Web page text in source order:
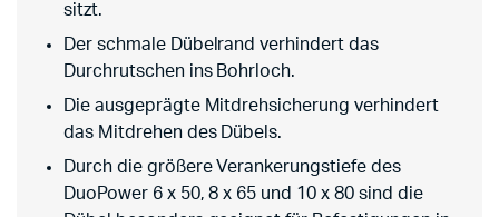
sitzt.
Der schmale Dübelrand verhindert das
Durchrutschen ins Bohrloch.
Die ausgeprägte Mitdrehsicherung verhindert
das Mitdrehen des Dübels.
Durch die größere Verankerungstiefe des
DuoPower 6 x 50, 8 x 65 und 10 x 80 sind die